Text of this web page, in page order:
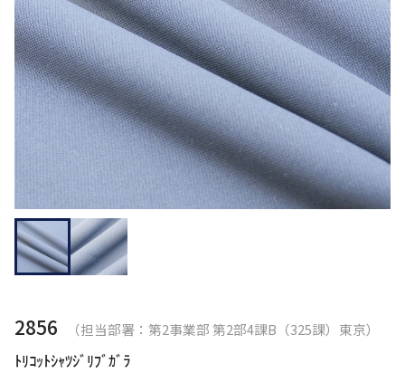
会員様メニュー
ログイ
ン
お気に入
り
発注履
歴
ご利用ガイ
ド
問い合わせ
大阪本社 〒541-0052 大阪府中央区安土町3-3-9
東京本社 〒150-0001 東京都渋谷区神宮前1-3-10
お問い合わせフォームはこちら
2856 （担当部署：第2事業部 第2部4課B（325課）東京）
ﾄﾘｺｯﾄｼｬﾂｼﾞﾘﾌﾞｶﾞﾗ